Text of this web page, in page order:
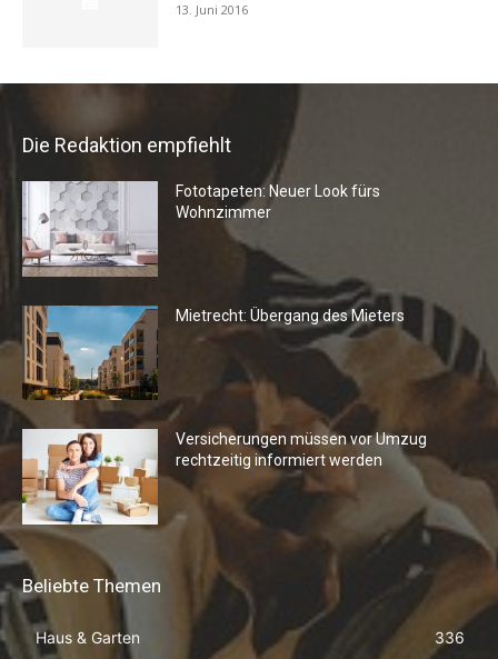
13. Juni 2016
Die Redaktion empfiehlt
Fototapeten: Neuer Look fürs
Wohnzimmer
Mietrecht: Übergang des Mieters
Versicherungen müssen vor Umzug
rechtzeitig informiert werden
Beliebte Themen
Haus & Garten
336